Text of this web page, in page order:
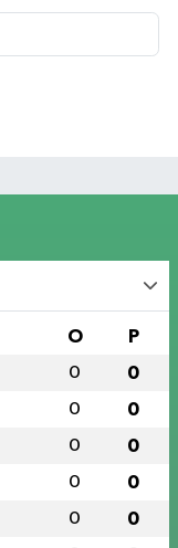
O P
0 0
0 0
0 0
0 0
0 0